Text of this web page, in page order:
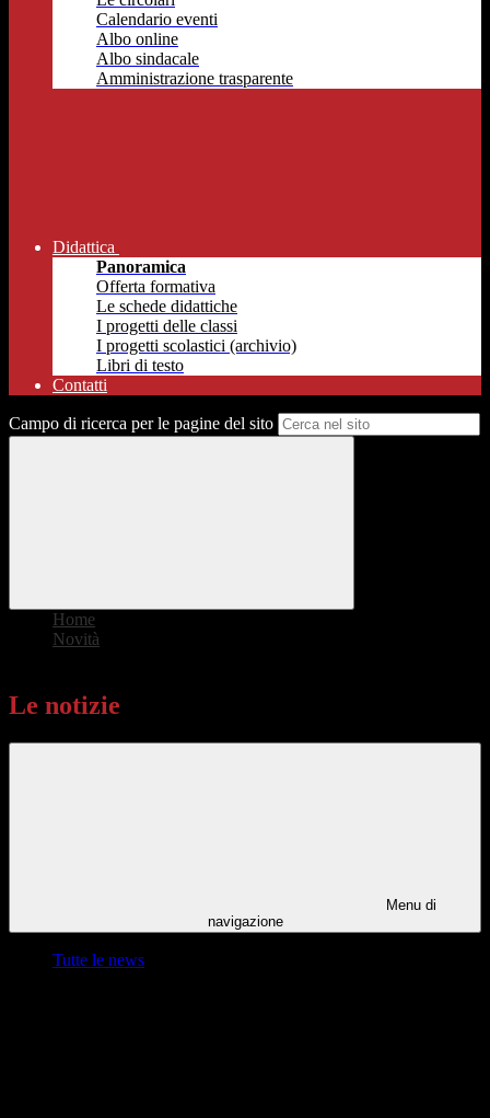
Calendario eventi
Albo online
Albo sindacale
Amministrazione trasparente
Didattica
Panoramica
Offerta formativa
Le schede didattiche
I progetti delle classi
I progetti scolastici (archivio)
Libri di testo
Contatti
Campo di ricerca per le pagine del sito
Home
Novità
Le notizie
Menu di
navigazione
Tutte le news